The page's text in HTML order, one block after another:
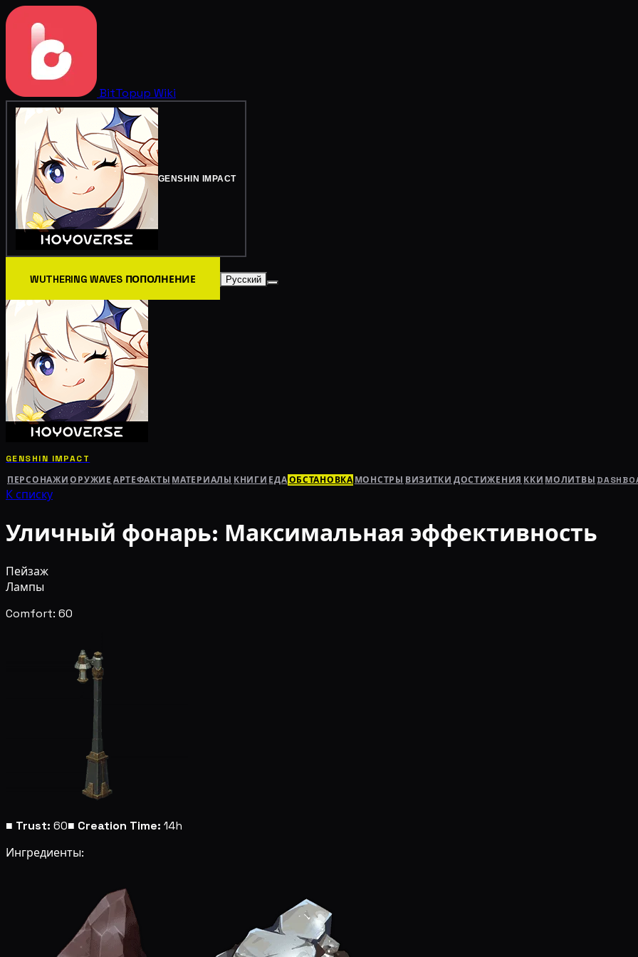
BitTopup Wiki
GENSHIN IMPACT
WUTHERING WAVES ПОПОЛНЕНИЕ Русский
GENSHIN IMPACT
ПЕРСОНАЖИ ОРУЖИЕ АРТЕФАКТЫ МАТЕРИАЛЫ КНИГИ ЕДАОБСТАНОВКА МОНСТРЫ ВИЗИТКИ ДОСТИЖЕНИЯ ККИ МОЛИТВЫ
К списку
Уличный фонарь: Максимальная эффективность
Пейзаж
Лампы
Comfort: 60
■ Trust: 60■ Creation Time: 14h
Ингредиенты: